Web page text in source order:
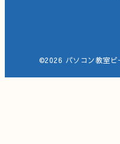
©2026 パソコン教室ビ